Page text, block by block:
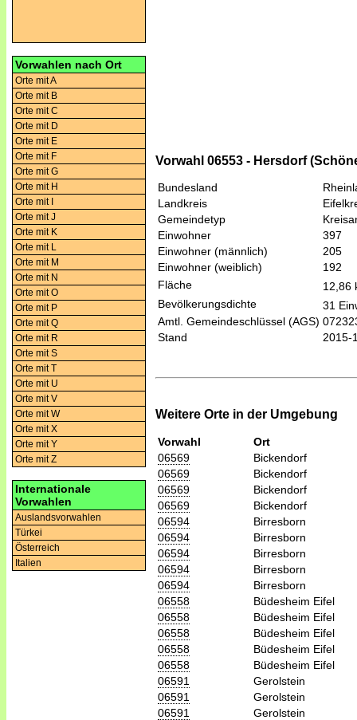
Vorwahlen nach Ort
Orte mit A
Orte mit B
Orte mit C
Orte mit D
Orte mit E
Orte mit F
Orte mit G
Orte mit H
Orte mit I
Orte mit J
Orte mit K
Orte mit L
Orte mit M
Orte mit N
Orte mit O
Orte mit P
Orte mit Q
Orte mit R
Orte mit S
Orte mit T
Orte mit U
Orte mit V
Orte mit W
Orte mit X
Orte mit Y
Orte mit Z
Internationale
Vorwahlen
Auslandsvorwahlen
Türkei
Österreich
Italien
Vorwahl 06553 - Hersdorf
Bundesland
Landkreis
Gemeindetyp
Einwohner
397
Einwohner (männlich)
205
Einwohner (weiblich)
192
Fläche
12,86
Bevölkerungsdichte
31
Amtl. Gemeindeschlüssel (AGS)
Stand
2015-
Weitere Orte in der Umgebung
Vorwahl
Ort
06569
Bickendorf
06569
Bickendorf
06569
Bickendorf
06569
Bickendorf
06594
Birresborn
06594
Birresborn
06594
Birresborn
06594
Birresborn
06594
Birresborn
06558
Büdesheim Eifel
06558
Büdesheim Eifel
06558
Büdesheim Eifel
06558
Büdesheim Eifel
06558
Büdesheim Eifel
06591
Gerolstein
06591
Gerolstein
06591
Gerolstein